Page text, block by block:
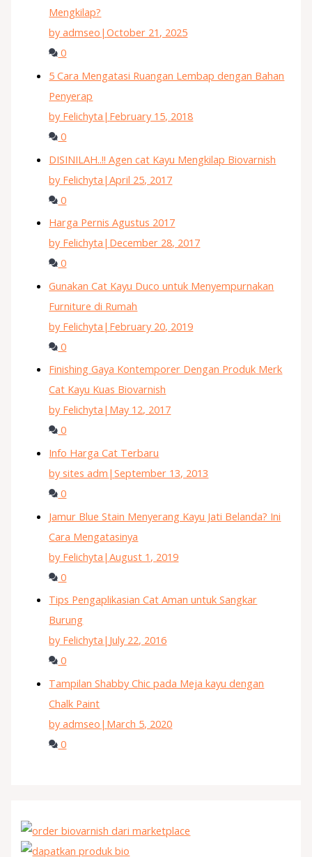
Mengkilap?
by admseo |October 21, 2025
0
5 Cara Mengatasi Ruangan Lembap dengan Bahan
Penyerap
by Felichyta | February 15, 2018
0
DISINILAH..!! Agen cat Kayu Mengkilap Biovarnish
by Felichyta |April 25, 2017
0
Harga Pernis Agustus 2017
by Felichyta | December 28, 2017
0
Gunakan Cat Kayu Duco untuk Menyempurnakan
Furniture di Rumah
by Felichyta | February 20, 2019
0
Finishing Gaya Kontemporer Dengan Produk Merk
Cat Kayu Kuas Biovarnish
by Felichyta | May 12, 2017
0
Info Harga Cat Terbaru
by sites adm |September 13, 2013
0
Jamur Blue Stain Menyerang Kayu Jati Belanda? Ini
Cara Mengatasinya
by Felichyta |August 1, 2019
0
Tips Pengaplikasian Cat Aman untuk Sangkar
Burung
by Felichyta | July 22, 2016
0
Tampilan Shabby Chic pada Meja kayu dengan
Chalk Paint
by admseo | March 5, 2020
0